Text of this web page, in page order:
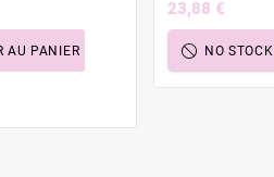
AU PANIER
23,88 €
NO STOCK